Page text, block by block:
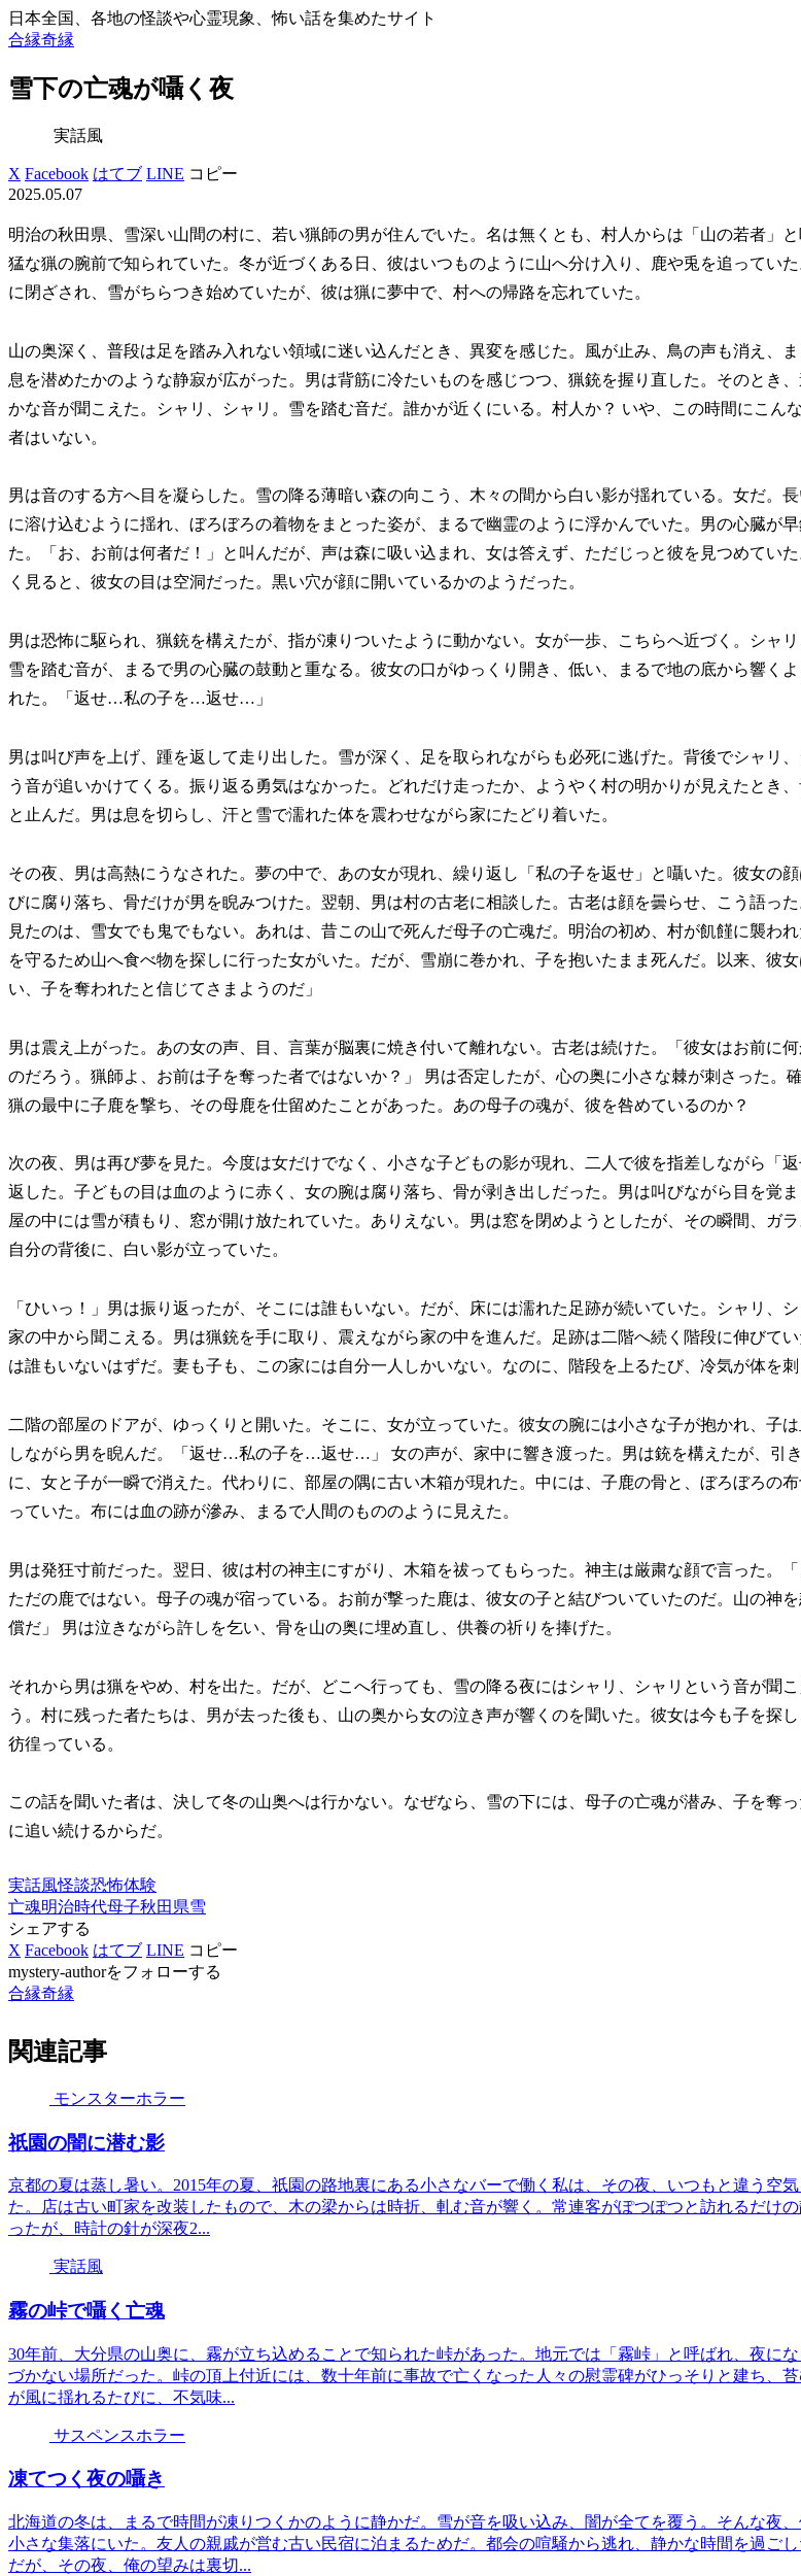
日本全国、各地の怪談や心霊現象、怖い話を集めたサイト
合縁奇縁
雪下の亡魂が囁く夜
実話風
X Facebook はてブ LINE コピー
2025.05.07
明治の秋田県、雪深い山間の村に、若い猟師の男が住んでいた。名は無くとも、村人からは「山の若者」
猛な猟の腕前で知られていた。冬が近づくある日、彼はいつものように山へ分け入り、鹿や兎を追ってい
に閉ざされ、雪がちらつき始めていたが、彼は猟に夢中で、村への帰路を忘れていた。
山の奥深く、普段は足を踏み入れない領域に迷い込んだとき、異変を感じた。風が止み、鳥の声も消え、
息を潜めたかのような静寂が広がった。男は背筋に冷たいものを感じつつ、猟銃を握り直した。そのとき
かな音が聞こえた。シャリ、シャリ。雪を踏む音だ。誰かが近くにいる。村人か？ いや、この時間にこん
者はいない。
男は音のする方へ目を凝らした。雪の降る薄暗い森の向こう、木々の間から白い影が揺れている。女だ。
に溶け込むように揺れ、ぼろぼろの着物をまとった姿が、まるで幽霊のように浮かんでいた。男の心臓が
た。「お、お前は何者だ！」と叫んだが、声は森に吸い込まれ、女は答えず、ただじっと彼を見つめていた
く見ると、彼女の目は空洞だった。黒い穴が顔に開いているかのようだった。
男は恐怖に駆られ、猟銃を構えたが、指が凍りついたように動かない。女が一歩、こちらへ近づく。シャリ
雪を踏む音が、まるで男の心臓の鼓動と重なる。彼女の口がゆっくり開き、低い、まるで地の底から響く
れた。「返せ…私の子を…返せ…」
男は叫び声を上げ、踵を返して走り出した。雪が深く、足を取られながらも必死に逃げた。背後でシャリ
う音が追いかけてくる。振り返る勇気はなかった。どれだけ走ったか、ようやく村の明かりが見えたとき、
と止んだ。男は息を切らし、汗と雪で濡れた体を震わせながら家にたどり着いた。
その夜、男は高熱にうなされた。夢の中で、あの女が現れ、繰り返し「私の子を返せ」と囁いた。彼女の
びに腐り落ち、骨だけが男を睨みつけた。翌朝、男は村の古老に相談した。古老は顔を曇らせ、こう語っ
見たのは、雪女でも鬼でもない。あれは、昔この山で死んだ母子の亡魂だ。明治の初め、村が飢饉に襲わ
を守るため山へ食べ物を探しに行った女がいた。だが、雪崩に巻かれ、子を抱いたまま死んだ。以来、彼
い、子を奪われたと信じてさまようのだ」
男は震え上がった。あの女の声、目、言葉が脳裏に焼き付いて離れない。古老は続けた。「彼女はお前に
のだろう。猟師よ、お前は子を奪った者ではないか？」 男は否定したが、心の奥に小さな棘が刺さった。
猟の最中に子鹿を撃ち、その母鹿を仕留めたことがあった。あの母子の魂が、彼を咎めているのか？
次の夜、男は再び夢を見た。今度は女だけでなく、小さな子どもの影が現れ、二人で彼を指差しながら「返
返した。子どもの目は血のように赤く、女の腕は腐り落ち、骨が剥き出しだった。男は叫びながら目を覚
屋の中には雪が積もり、窓が開け放たれていた。ありえない。男は窓を閉めようとしたが、その瞬間、ガ
自分の背後に、白い影が立っていた。
「ひいっ！」男は振り返ったが、そこには誰もいない。だが、床には濡れた足跡が続いていた。シャリ、
家の中から聞こえる。男は猟銃を手に取り、震えながら家の中を進んだ。足跡は二階へ続く階段に伸びて
は誰もいないはずだ。妻も子も、この家には自分一人しかいない。なのに、階段を上るたび、冷気が体を刺
二階の部屋のドアが、ゆっくりと開いた。そこに、女が立っていた。彼女の腕には小さな子が抱かれ、子
しながら男を睨んだ。「返せ…私の子を…返せ…」 女の声が、家中に響き渡った。男は銃を構えたが、引
に、女と子が一瞬で消えた。代わりに、部屋の隅に古い木箱が現れた。中には、子鹿の骨と、ぼろぼろの布
っていた。布には血の跡が滲み、まるで人間のもののように見えた。
男は発狂寸前だった。翌日、彼は村の神主にすがり、木箱を祓ってもらった。神主は厳粛な顔で言った。「
ただの鹿ではない。母子の魂が宿っている。お前が撃った鹿は、彼女の子と結びついていたのだ。山の神
償だ」 男は泣きながら許しを乞い、骨を山の奥に埋め直し、供養の祈りを捧げた。
それから男は猟をやめ、村を出た。だが、どこへ行っても、雪の降る夜にはシャリ、シャリという音が聞
う。村に残った者たちは、男が去った後も、山の奥から女の泣き声が響くのを聞いた。彼女は今も子を探
彷徨っている。
この話を聞いた者は、決して冬の山奥へは行かない。なぜなら、雪の下には、母子の亡魂が潜み、子を奪
に追い続けるからだ。
実話風怪談恐怖体験
亡魂明治時代母子秋田県雪
シェアする
X Facebook はてブ LINE コピー
mystery-authorをフォローする
合縁奇縁
関連記事
モンスターホラー
祇園の闇に潜む影
京都の夏は蒸し暑い。2015年の夏、祇園の路地裏にある小さなバーで働く私は、その夜、いつもと違う空
た。店は古い町家を改装したもので、木の梁からは時折、軋む音が響く。常連客がぽつぽつと訪れるだけ
ったが、時計の針が深夜2...
実話風
霧の峠で囁く亡魂
30年前、大分県の山奥に、霧が立ち込めることで知られた峠があった。地元では「霧峠」と呼ばれ、夜に
づかない場所だった。峠の頂上付近には、数十年前に事故で亡くなった人々の慰霊碑がひっそりと建ち、
が風に揺れるたびに、不気味...
サスペンスホラー
凍てつく夜の囁き
北海道の冬は、まるで時間が凍りつくかのように静かだ。雪が音を吸い込み、闇が全てを覆う。そんな夜
小さな集落にいた。友人の親戚が営む古い民宿に泊まるためだ。都会の喧騒から逃れ、静かな時間を過ごし
だが、その夜、俺の望みは裏切...